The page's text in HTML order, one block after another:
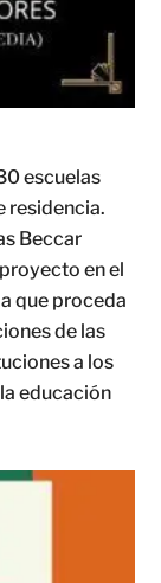
escuelas
residencia.
Beccar
en el
que proceda
de las
a los
educación